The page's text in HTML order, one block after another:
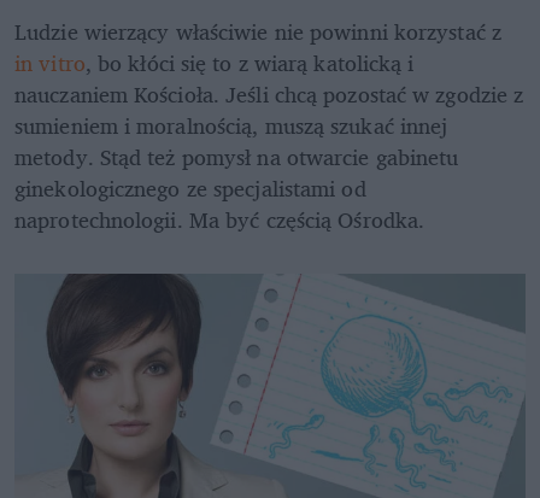
Ludzie wierzący właściwie nie powinni korzystać z
in vitro, bo kłóci się to z wiarą katolicką i
nauczaniem Kościoła. Jeśli chcą pozostać w zgodzie z
sumieniem i moralnością, muszą szukać innej
metody. Stąd też pomysł na otwarcie gabinetu
ginekologicznego ze specjalistami od
naprotechnologii. Ma być częścią Ośrodka.